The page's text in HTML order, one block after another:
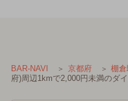
BAR-NAVI 京都府 棚
府)周辺1kmで2,000円未満のダ